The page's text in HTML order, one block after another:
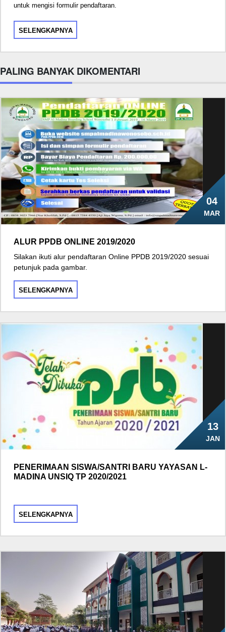
untuk mengisi formulir pendaftaran.
SELENGKAPNYA
PALING BANYAK DIKOMENTARI
04
MAR
ALUR PPDB ONLINE 2019/2020
Silakan ikuti alur pendaftaran Online PPDB 2019/2020 sesuai
petunjuk pada gambar.
SELENGKAPNYA
13
JAN
PENERIMAAN SISWA/SANTRI BARU YAYASAN L-
MADINA UNSIQ TP 2020/2021
SELENGKAPNYA